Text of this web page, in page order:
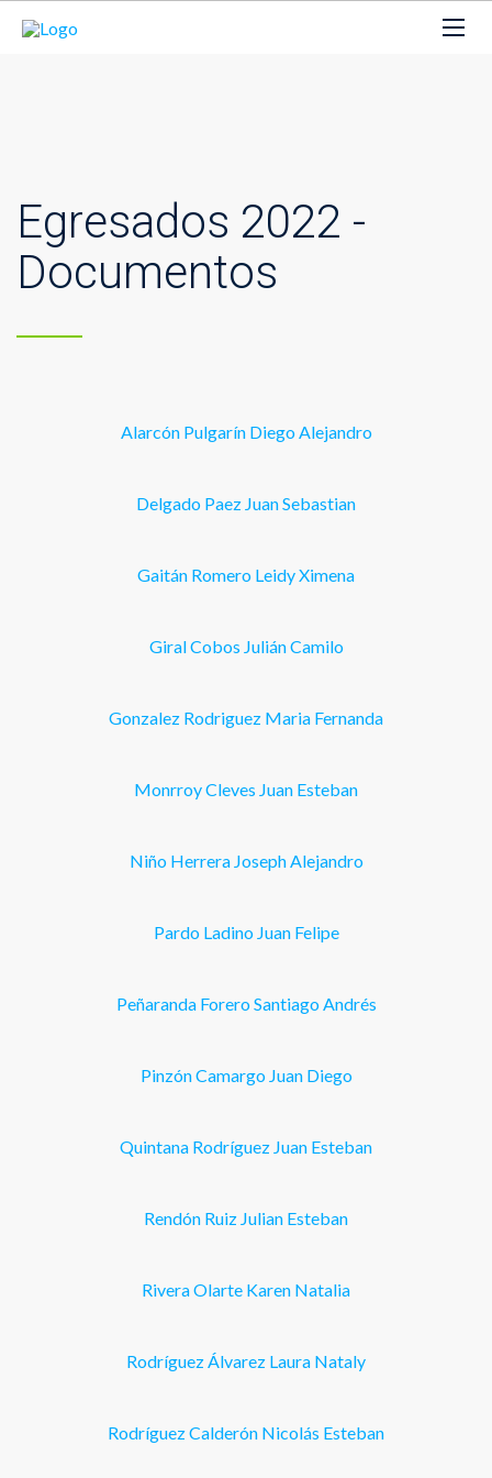
Egresados 2022 -
Documentos
Alarcón Pulgarín Diego Alejandro
Delgado Paez Juan Sebastian
Gaitán Romero Leidy Ximena
Giral Cobos Julián Camilo
Gonzalez Rodriguez Maria Fernanda
Monrroy Cleves Juan Esteban
Niño Herrera Joseph Alejandro
Pardo Ladino Juan Felipe
Peñaranda Forero Santiago Andrés
Pinzón Camargo Juan Diego
Quintana Rodríguez Juan Esteban
Rendón Ruiz Julian Esteban
Rivera Olarte Karen Natalia
Rodríguez Álvarez Laura Nataly
Rodríguez Calderón Nicolás Esteban